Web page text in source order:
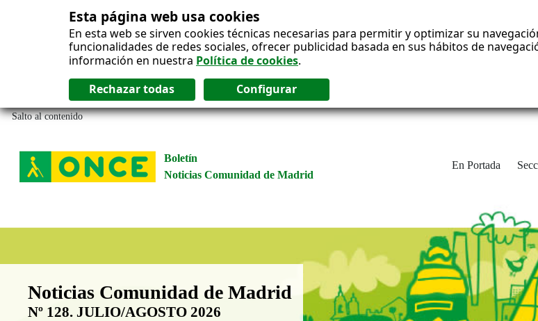
Esta página web usa cookies
En esta web se sirven cookies técnicas necesarias para permitir y optimizar su
funcionalidades de redes sociales, ofrecer publicidad basada en sus hábitos de
información en nuestra Política de cookies.
Salto al contenido
Boletín
Noticias Comunidad de Madrid
En Portada
Boletín Noticias Comunidad de Madrid
Noticias Comunidad de Madrid
Nº 128. JULIO/AGOSTO 2026